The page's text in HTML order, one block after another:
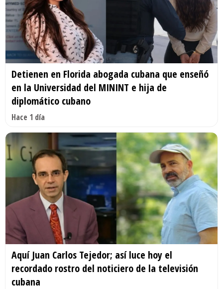
Detienen en Florida abogada cubana que enseñó
en la Universidad del MININT e hija de
diplomático cubano
Hace 1 día
Aquí Juan Carlos Tejedor; así luce hoy el
recordado rostro del noticiero de la televisión
cubana